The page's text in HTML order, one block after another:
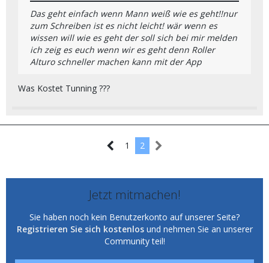
Das geht einfach wenn Mann weiß wie es geht!!nur
zum Schreiben ist es nicht leicht! wär wenn es
wissen will wie es geht der soll sich bei mir melden
ich zeig es euch wenn wir es geht denn Roller
Alturo schneller machen kann mit der App
Was Kostet Tunning ???
1 2
Jetzt mitmachen!
Sie haben noch kein Benutzerkonto auf unserer Seite?
Registrieren Sie sich kostenlosund nehmen Sie an unserer
Community teil!